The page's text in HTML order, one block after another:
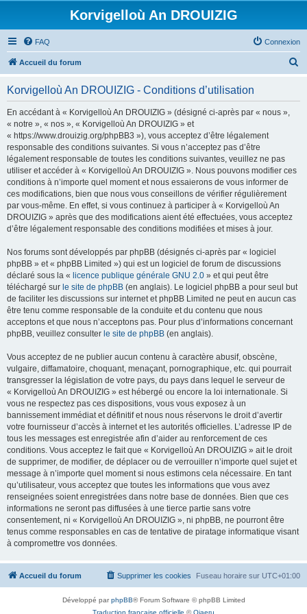
Korvigelloù An DROUIZIG
FAQ Connexion
Accueil du forum
Korvigelloù An DROUIZIG - Conditions d’utilisation
En accédant à « Korvigelloù An DROUIZIG » (désigné ci-après par « nous »,
« notre », « nos », « Korvigelloù An DROUIZIG » et
« https://www.drouizig.org/phpBB3 »), vous acceptez d’être légalement
responsable des conditions suivantes. Si vous n’acceptez pas d’être
légalement responsable de toutes les conditions suivantes, veuillez ne pas
utiliser et accéder à « Korvigelloù An DROUIZIG ». Nous pouvons modifier ces
conditions à n’importe quel moment et nous essaierons de vous informer de
ces modifications, bien que nous vous conseillons de vérifier régulièrement
par vous-même. En effet, si vous continuez à participer à « Korvigelloù An
DROUIZIG » après que des modifications aient été effectuées, vous acceptez
d’être légalement responsable des conditions modifiées et mises à jour.
Nos forums sont développés par phpBB (désignés ci-après par « logiciel
phpBB » et « phpBB Limited ») qui est un logiciel de forum de discussions
déclaré sous la « licence publique générale GNU 2.0 » et qui peut être
téléchargé sur le site de phpBB (en anglais). Le logiciel phpBB a pour seul but
de faciliter les discussions sur internet et phpBB Limited ne peut en aucun cas
être tenu comme responsable de la conduite et du contenu que nous
acceptons et que nous n’acceptons pas. Pour plus d’informations concernant
phpBB, veuillez consulter le site de phpBB (en anglais).
Vous acceptez de ne publier aucun contenu à caractère abusif, obscène,
vulgaire, diffamatoire, choquant, menaçant, pornographique, etc. qui pourrait
transgresser la législation de votre pays, du pays dans lequel le serveur de
« Korvigelloù An DROUIZIG » est hébergé ou encore la loi internationale. Si
vous ne respectez pas ces dispositions, vous vous exposez à un
bannissement immédiat et définitif et nous nous réservons le droit d’avertir
votre fournisseur d’accès à internet et les autorités officielles. L’adresse IP de
tous les messages est enregistrée afin d’aider au renforcement de ces
conditions. Vous acceptez le fait que « Korvigelloù An DROUIZIG » ait le droit
de supprimer, de modifier, de déplacer ou de verrouiller n’importe quel sujet et
message à n’importe quel moment si nous estimons cela nécessaire. En tant
qu’utilisateur, vous acceptez que toutes les informations que vous avez
renseignées soient enregistrées dans notre base de données. Bien que ces
informations ne seront pas diffusées à une tierce partie sans votre
consentement, ni « Korvigelloù An DROUIZIG », ni phpBB, ne pourront être
tenus comme responsables en cas de tentative de piratage informatique visant
à compromettre vos données.
Accueil du forum Fuseau horaire sur UTC+01:00
Supprimer les cookies
Développé parphpBB® Forum Software © phpBB Limited
Traduction française officielle ©Qiaeru